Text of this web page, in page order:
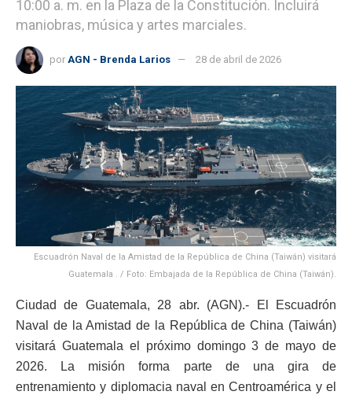
10:00 a. m. en la Plaza de la Constitución. Incluirá
maniobras, música y artes marciales.
por AGN - Brenda Larios 28 de abril de 2026
Escuadrón Naval de la Amistad de la República de China (Taiwán) visitará
Guatemala . / Foto: Embajada de la República de China (Taiwán).
Ciudad de Guatemala, 28 abr. (AGN).- El Escuadrón
Naval de la Amistad de la República de China (Taiwán)
visitará Guatemala el próximo domingo 3 de mayo de
2026. La misión forma parte de una gira de
entrenamiento y diplomacia naval en Centroamérica y el